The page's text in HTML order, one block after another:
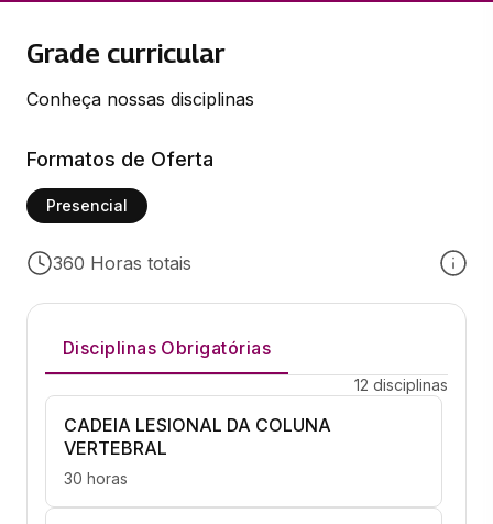
Grade curricular
Conheça nossas disciplinas
Formatos de Oferta
Presencial
360 Horas totais
Disciplinas Obrigatórias
12 disciplinas
CADEIA LESIONAL DA COLUNA
VERTEBRAL
30 horas